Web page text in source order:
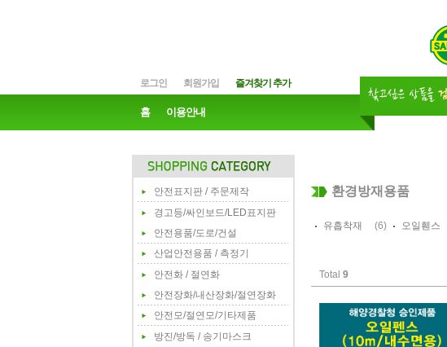
로그인 회원가입 즐겨찾기 추가
홈 이용안내
안전표지판 / 주문제작
경고등/싸인보드/LED표지판
안전용품/도로/건설
산업안전용품 / 측정기
안전화 / 절연화
안전장화/내산장화/절연장화
안전모/절연모/기타제품
방진/방독 / 송기마스크
환경방재용품
유흡착재 (6) 오일휀스
Total 9